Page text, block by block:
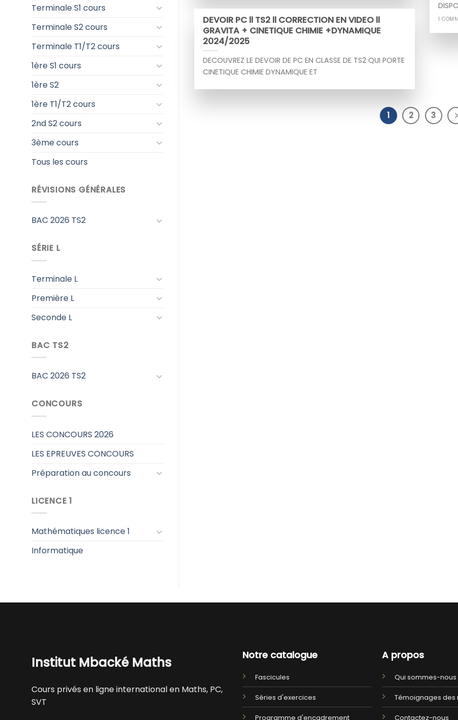
Terminale S1 cours
Terminale S2 cours
Terminale T1/T2 cours
1ère S1 cours
1ère S2
1ère T1/T2 cours
2nd S2 cours
3ème cours
Tous les cours
RÉVISIONS GÉNÉRALES
BAC 2026 TS2
SÉRIE L
Terminale L
Première L
Seconde L
BAC TS2
BAC 2026 TS2
CONCOURS
LES CONCOURS 2026
LES EPREUVES CONCOURS
Préparation au concours
LICENCE 1
Mathématiques licence 1
Informatique
1
DEVOIR PC ll TS2 ll CORRECTION EN VIDEO ll
GRAVITA + CINETIQUE CHIMIE +DYNAMIQUE
2024/2025
DECOUVREZ LE DEVOIR DE PC EN CLASSE DE TS2 QUI PORTE
CINETIQUE CHIMIE DYNAMIQUE ET
1 2 3
Institut Mbacké Maths
Cours privés en ligne international en Maths, PC,
SVT
Notre catalogue
Fascicules
Séries d'exercices
Programme d'encadrement
A propos
Qui sommes-nous
Témoignages des
Contactez-nous